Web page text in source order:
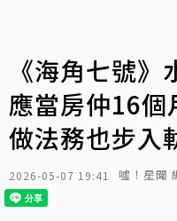
《海角七號
應當房仲16個
做法務也步入
2026-05-07 19:41 噓！星聞